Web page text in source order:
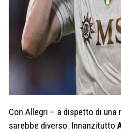
Con Allegri – a dispetto di
sarebbe diverso. Innanzitutto